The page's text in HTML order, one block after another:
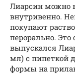
Лиарсин можно
внутривенно.
покупают
перорально. Это
выпускался
мл) с пипеткой
формы на